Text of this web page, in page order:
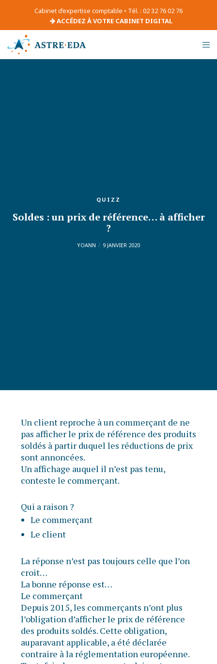
Cabinet d’expertise comptable • Tél. : 02 32 76 02 76
ACCÉDEZ À VOTRE CABINET DIGITAL
QUIZZ
Soldes : un prix de référence… à afficher
?
YOANN 9 JANVIER 2020
Un client reproche à un commerçant de ne
pas afficher le prix de référence des produits
soldés à partir duquel les réductions de prix
sont annoncées.
Un affichage auquel il n’est pas tenu,
conteste le commerçant.
Qui a raison ?
Le commerçant
Le client
La réponse n’est pas toujours celle que l’on
croit…
La bonne réponse est…
Le commerçant
Depuis 2015, les commerçants n’ont plus
l’obligation d’afficher le prix de référence
des produits soldés. Cette obligation,
auparavant applicable, a été déclarée
contraire à la réglementation européenne.